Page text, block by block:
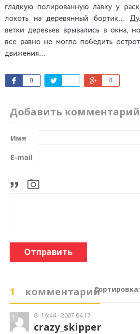
гладкую полированную лавку у
локоть на деревянный бортик…
ветки деревьев врывались в окна,
все равно не могло победить
движения…
0 0
Добавить комментарий
Имя
E-mail
Отправить
1 комментарийСортировка:
1 16:44 2007.04.17
crazy_skipper